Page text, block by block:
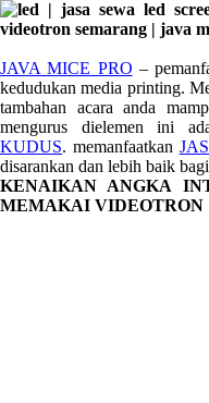
JAVA MICE PRO –
kedudukan media printing.
tambahan acara anda
mengurus dielemen ini
KUDUS. memanfaatkan
disarankan dan lebih baik
KENAIKAN ANGKA
MEMAKAI VIDEOTRON